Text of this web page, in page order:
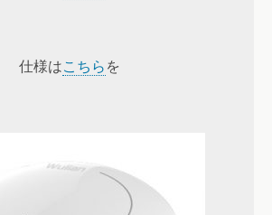
仕様はこちら を